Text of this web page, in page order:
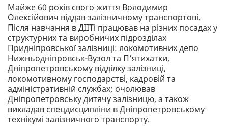
Майже 60 років свого життя Володимир
Олексійович віддав залізничному транспортові.
Після навчання в ДІІТі працював на різних посадах у
структурних та виробничих підрозділах
Придніпровської залізниці: локомотивних депо
Нижньодніпровськ-Вузол та П’ятихатки,
Дніпропетровському відділку залізниці,
локомотивному господарстві, кадровій та
адміністративній службах; очолював
Дніпропетровську дитячу залізницю, а також
викладав спецдисципліни в Дніпропетровському
технікумі залізничного транспорту.